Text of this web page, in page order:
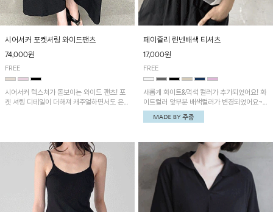
시어서커 포켓셔링 와이드팬츠
74,000원
FREE
시어서커 텍스처가 돋보이는 와이드 팬츠! 포
켓 셔링 디테일이 더해져 캐주얼하면서도 은은
아이템으로 활용하기 좋아요~
페이즐리 린넨배색 티셔츠
17,000원
FREE
새롭게 화이트&먹색 컬러가 추가되었어요! 화
이트컬러 앞부분 배색컬러가 변경되었어요~
중앙 린넨배색으로 유니크하면서 페이즐리 패
턴으로 감각적인 분위기를 연출이 가능한 티셔